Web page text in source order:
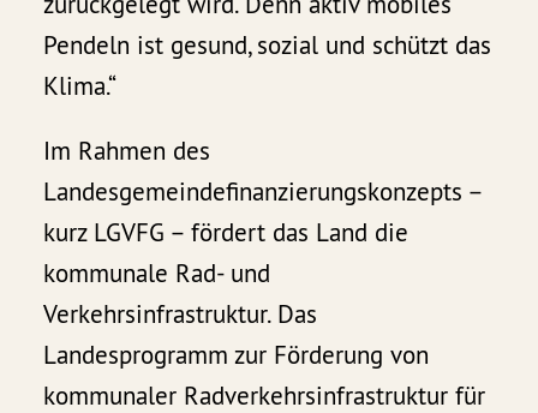
Pendeln ist gesund, sozial und schützt das
Klima.“
Im Rahmen des
Landesgemeindefinanzierungskonzepts –
kurz LGVFG – fördert das Land die
kommunale Rad- und
Verkehrsinfrastruktur. Das
Landesprogramm zur Förderung von
kommunaler Radverkehrsinfrastruktur für